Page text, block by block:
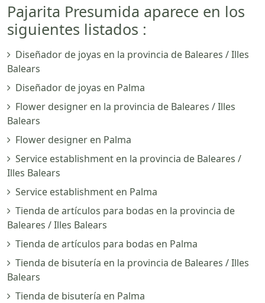
Pajarita Presumida aparece en los
siguientes listados :
Diseñador de joyas en la provincia de Baleares / Illes
Balears
Diseñador de joyas en Palma
Flower designer en la provincia de Baleares / Illes
Balears
Flower designer en Palma
Service establishment en la provincia de Baleares /
Illes Balears
Service establishment en Palma
Tienda de artículos para bodas en la provincia de
Baleares / Illes Balears
Tienda de artículos para bodas en Palma
Tienda de bisutería en la provincia de Baleares / Illes
Balears
Tienda de bisutería en Palma